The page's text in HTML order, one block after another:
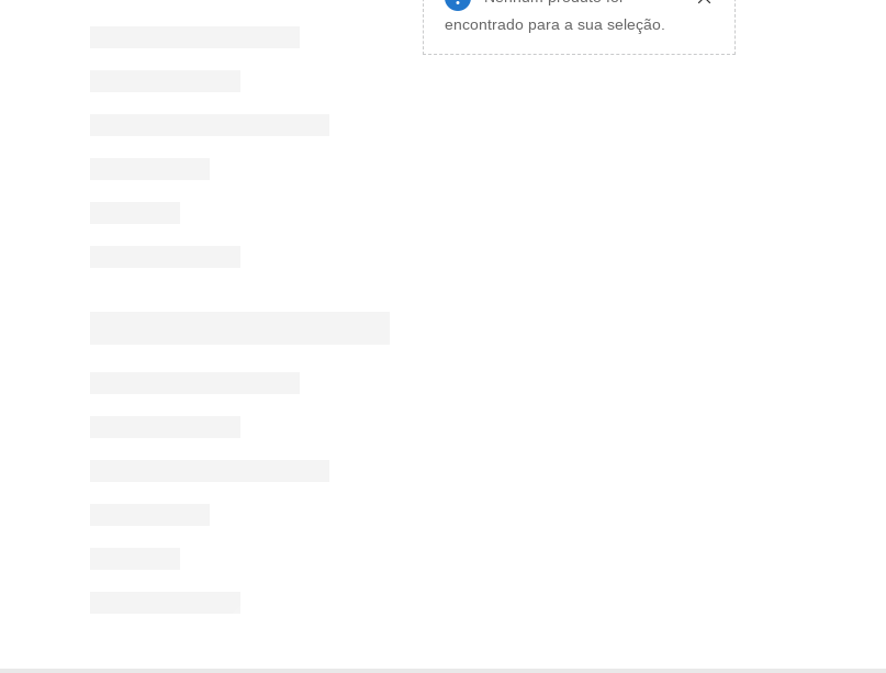
encontrado para a sua seleção.